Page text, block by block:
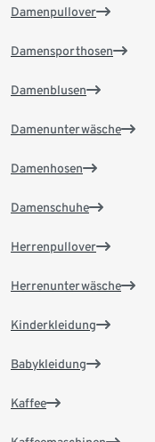
Damenpullover
Damensporthosen
Damenblusen
Damenunterwäsche
Damenhosen
Damenschuhe
Herrenpullover
Herrenunterwäsche
Kinderkleidung
Babykleidung
Kaffee